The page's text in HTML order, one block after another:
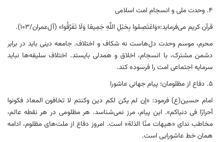
۴. وحدت ملی و انسجام امت اسلامی
قرآن کریم می‌فرماید:«وَاعْتَصِمُوا بِحَبْلِ اللَّهِ جَمِیعًا وَلَا تَفَرَّقُوا» (آل‌عمران/۱۰۳).
محرم، موسم وحدت دل‌هاست نه شکاف و اختلاف. جامعه دینی باید در برابر
دشمن مشترک، با انسجام، اخلاق و همدلی بایستد. اختلاف سلیقه‌ها نباید
سرمایه اجتماعی امت را فرسوده کند.
۵. دفاع از مظلومان؛ پیام جهانی عاشورا
امام حسین(ع) فرمود: «إن لم یکن لکم دین وکنتم لا تخافون المعاد فکونوا
أحرارًا فی دنیاکم». این پیام، مرز نمی‌شناسد. هر مظلومی در هر نقطه عالم،
مخاطب ندای «هیهات منّا الذلة» است. امروز دفاع از ملت‌های مظلوم، ادامه
همان خط عاشورایی است.